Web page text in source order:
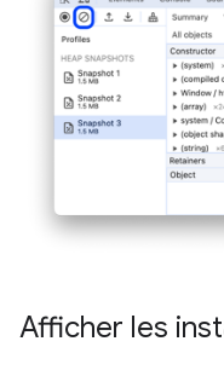
Afficher les